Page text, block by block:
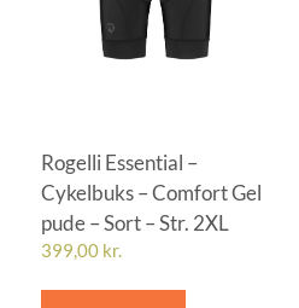
Rogelli Essential –
Cykelbuks – Comfort Gel
pude – Sort – Str. 2XL
399,00 kr.